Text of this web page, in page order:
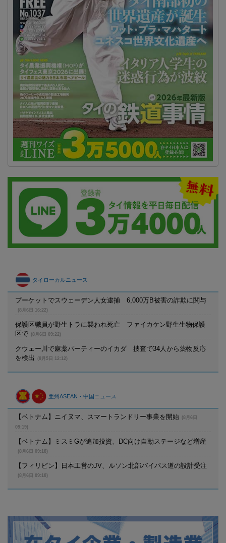
タイローカルニュース
プーケットでスウェーデン人女逮捕 6,000万B被害の詐欺に関与
(8月6日 16:22)
保護区職員が野生トラに襲われ死亡 ファイカケン野生生物保護
区で
(8月6日 09:22)
クウェー川で麻薬パーティーのイカダ 捜査で34人から薬物反応
を検出
(8月5日 12:12)
亜州ASEAN・中国ニュース
【ベトナム】ニイヌマ、スマートランドリー事業を開始
(8月6日
09:19)
【ベトナム】ミスミGが追加投資、DC向け自動ステージなど増産
(8月6日 09:18)
【フィリピン】日本工営のJV、ルソン北部バイパス道の設計受注
(8月6日 09:18)